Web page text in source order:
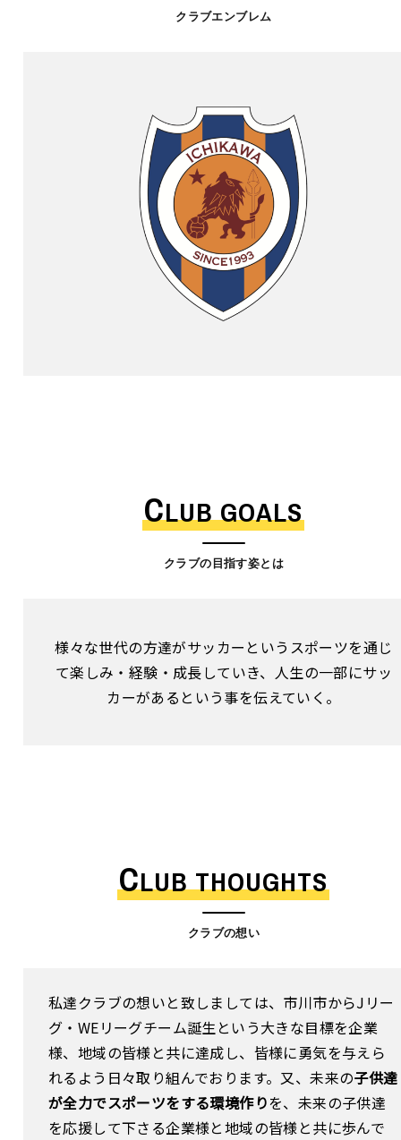
クラブエンブレム
CLUB GOALS
クラブの目指す姿とは
様々な世代の方達がサッカーというスポーツを通じ
て楽しみ・経験・成長していき、人生の一部にサッ
カーがあるという事を伝えていく。
CLUB THOUGHTS
クラブの想い
私達クラブの想いと致しましては、市川市からJリー
グ・WEリーグチーム誕生という大きな目標を企業
様、地域の皆様と共に達成し、皆様に勇気を与えら
れるよう日々取り組んでおります。又、未来の子供達
が全力でスポーツをする環境作りを、未来の子供達
を応援して下さる企業様と地域の皆様と共に歩んで